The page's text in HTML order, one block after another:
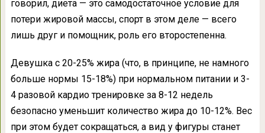
говорил, диета — это самодостаточное условие для
потери жировой массы, спорт в этом деле — всего
лишь друг и помощник, роль его второстепенна.
Девушка с 20-25% жира (что, в принципе, не намного
больше нормы 15-18%) при нормальном питании и 3-
4 разовой кардио тренировке за 8-12 недель
безопасно уменьшит количество жира до 10-12%. Вес
при этом будет сокращаться, а вид у фигуры станет